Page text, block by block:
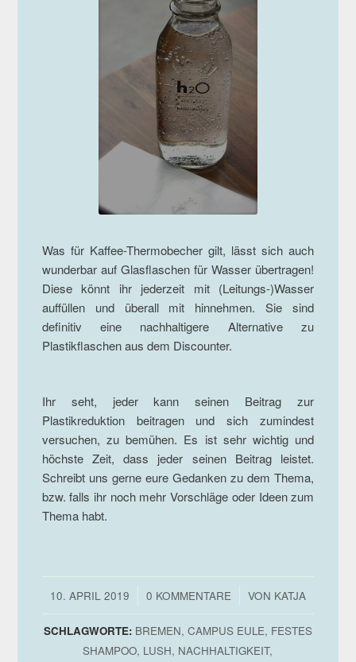
Was für Kaffee-Thermobecher gilt, lässt sich auch
wunderbar auf Glasflaschen für Wasser übertragen!
Diese könnt ihr jederzeit mit (Leitungs-)Wasser
auffüllen und überall mit hinnehmen. Sie sind
definitiv eine nachhaltigere Alternative zu
Plastikflaschen aus dem Discounter.
Ihr seht, jeder kann seinen Beitrag zur
Plastikreduktion beitragen und sich zumindest
versuchen, zu bemühen. Es ist sehr wichtig und
höchste Zeit, dass jeder seinen Beitrag leistet.
Schreibt uns gerne eure Gedanken zu dem Thema,
bzw. falls ihr noch mehr Vorschläge oder Ideen zum
Thema habt.
10. APRIL 2019
/ 0 KOMMENTARE
/ VON KATJA
SCHLAGWORTE: BREMEN, CAMPUS EULE, FESTES
SHAMPOO, LUSH, NACHHALTIGKEIT,